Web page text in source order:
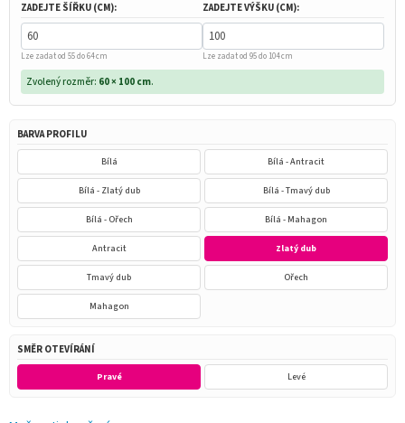
ZADEJTE ŠÍŘKU (CM):
Lze zadat od 55 do 64 cm
ZADEJTE VÝŠKU (CM):
Lze zadat od 95 do 104 cm
Zvolený rozměr: 60 × 100 cm.
BARVA PROFILU
Bílá Bílá - Antracit
Bílá - Zlatý dub Bílá - Tmavý dub
Bílá - Ořech Bílá - Mahagon
Antracit Zlatý dub
Tmavý dub Ořech
Mahagon
SMĚR OTEVÍRÁNÍ
Pravé Levé